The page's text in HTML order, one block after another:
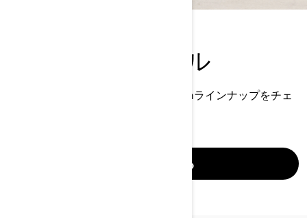
これまでのモデル
2020年モデルから現在までのCan-Amラインナップをチェ
詳細はこちら